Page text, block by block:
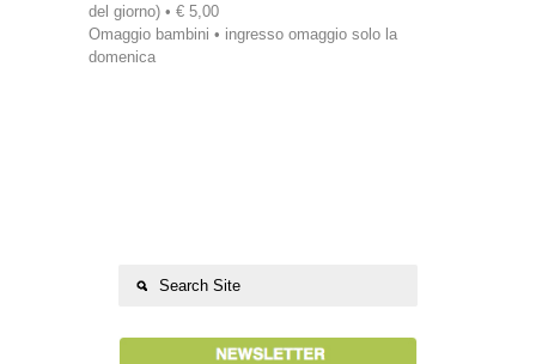
del giorno) • € 5,00
Omaggio bambini • ingresso omaggio solo la
domenica